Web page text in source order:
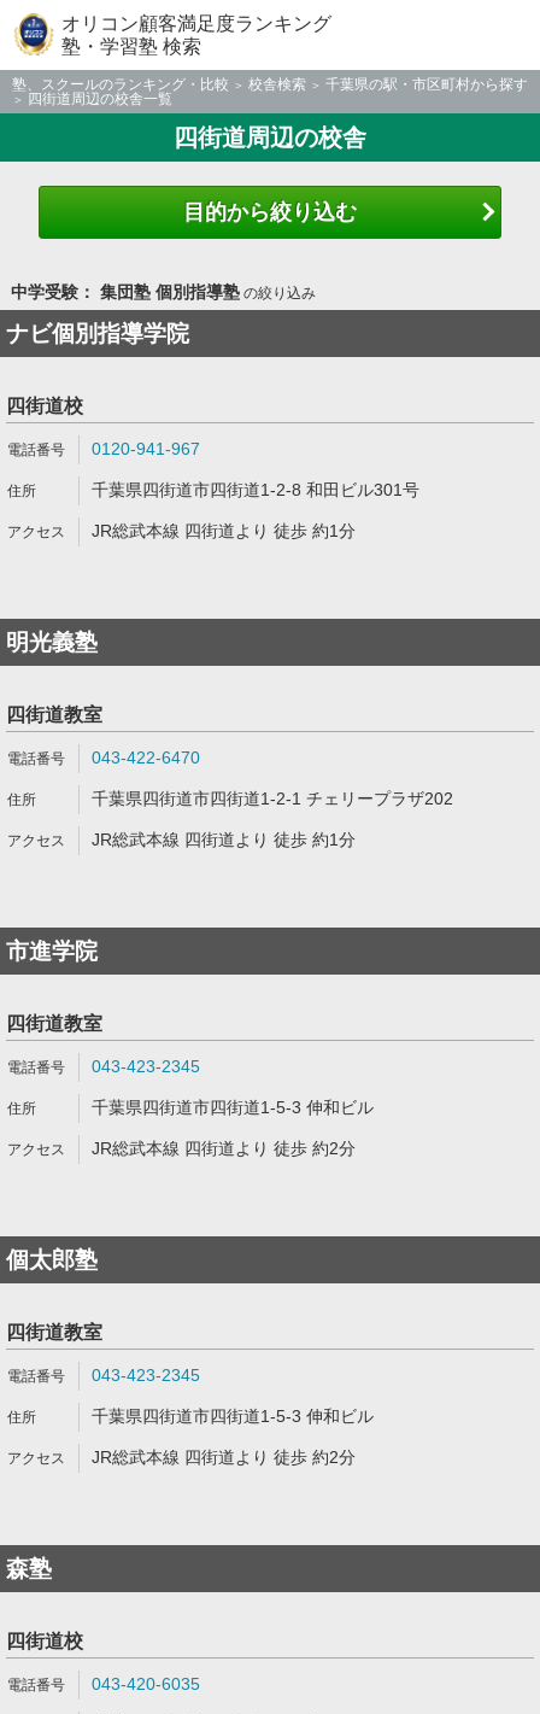
オリコン顧客満足度ランキング
塾・学習塾 検索
塾、スクールのランキング・比較 校舎検索
千葉県の駅・市区町村から探す
四街道周辺の校舎一覧
四街道周辺の校舎
目的から絞り込む
中学受験： 集団塾 個別指導塾の絞り込み
ナビ個別指導学院
四街道校
0120-941-967
千葉県四街道市四街道1-2-8 和田ビル301号
JR総武本線 四街道より 徒歩 約1分
明光義塾
四街道教室
043-422-6470
千葉県四街道市四街道1-2-1 チェリープラザ202
JR総武本線 四街道より 徒歩 約1分
市進学院
四街道教室
043-423-2345
千葉県四街道市四街道1-5-3 伸和ビル
JR総武本線 四街道より 徒歩 約2分
個太郎塾
四街道教室
043-423-2345
千葉県四街道市四街道1-5-3 伸和ビル
JR総武本線 四街道より 徒歩 約2分
森塾
四街道校
043-420-6035